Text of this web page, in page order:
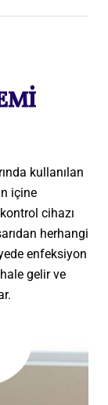
kullanılan
içine
cihazı
herhangi
enfeksiyon
gelir ve